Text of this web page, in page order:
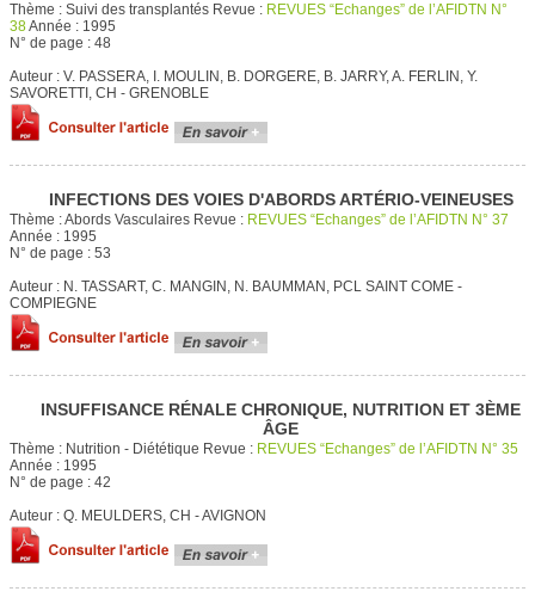
Thème : Suivi des transplantés Revue : REVUES “Echanges” de l’AFIDTN N°
38Année : 1995
N° de page : 48
Auteur : V. PASSERA, I. MOULIN, B. DORGERE, B. JARRY, A. FERLIN, Y.
SAVORETTI, CH - GRENOBLE
INFECTIONS DES VOIES D'ABORDS ARTÉRIO-VEINEUSES
Thème :Abords Vasculaires Revue : REVUES “Echanges” de l’AFIDTN N° 37
Année : 1995
N° de page : 53
Auteur : N. TASSART, C. MANGIN, N. BAUMMAN, PCL SAINT COME -
COMPIEGNE
INSUFFISANCE RÉNALE CHRONIQUE, NUTRITION ET 3ÈME
ÂGE
Thème : Nutrition - Diététique Revue : REVUES “Echanges” de l’AFIDTN N° 35
Année : 1995
N° de page : 42
Auteur : Q. MEULDERS, CH - AVIGNON